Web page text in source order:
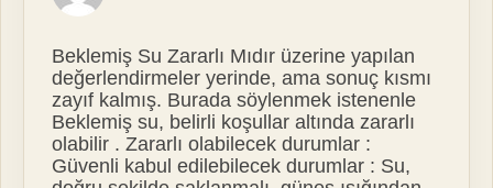
Beklemiş Su Zararlı Mıdır üzerine yapılan
değerlendirmeler yerinde, ama sonuç kısmı
zayıf kalmış. Burada söylenmek istenenle
Beklemiş su, belirli koşullar altında zararlı
olabilir . Zararlı olabilecek durumlar :
Güvenli kabul edilebilecek durumlar : Su,